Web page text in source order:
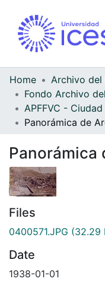
Home
Panorámica
Files
0400571.JPG (32.29
Date
1938-01-01